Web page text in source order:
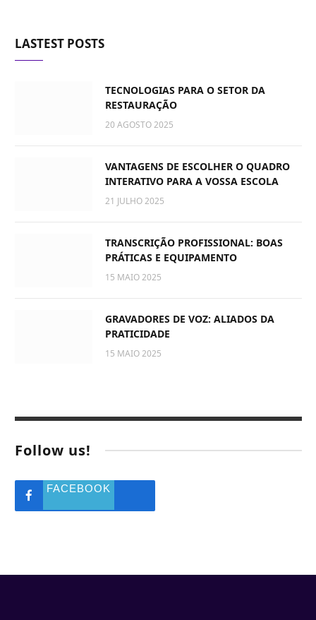
LASTEST POSTS
TECNOLOGIAS PARA O SETOR DA
RESTAURAÇÃO
20 AGOSTO 2025
VANTAGENS DE ESCOLHER O QUADRO
INTERATIVO PARA A VOSSA ESCOLA
21 JULHO 2025
TRANSCRIÇÃO PROFISSIONAL: BOAS
PRÁTICAS E EQUIPAMENTO
15 MAIO 2025
GRAVADORES DE VOZ: ALIADOS DA
PRATICIDADE
15 MAIO 2025
Follow us!
FACEBOOK